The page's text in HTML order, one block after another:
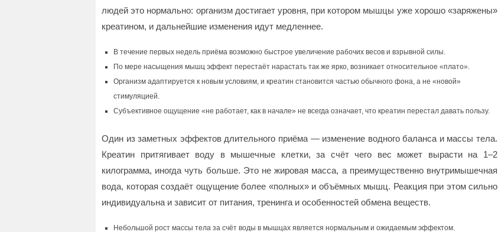
людей это нормально: организм достигает уровня, при котором мышцы уже хорошо «заряжены»
креатином, и дальнейшие изменения идут медленнее.
В течение первых недель приёма возможно быстрое увеличение рабочих весов и взрывной силы.
По мере насыщения мышц эффект перестаёт нарастать так же ярко, возникает относительное «плато».
Организм адаптируется к новым условиям, и креатин становится частью обычного фона, а не «новой»
стимуляцией.
Субъективное ощущение «не работает, как в начале» не всегда означает, что креатин перестал давать пользу.
Один из заметных эффектов длительного приёма — изменение водного баланса и массы тела.
Креатин притягивает воду в мышечные клетки, за счёт чего вес может вырасти на 1–2
килограмма, иногда чуть больше. Это не жировая масса, а преимущественно внутримышечная
вода, которая создаёт ощущение более «полных» и объёмных мышц. Реакция при этом сильно
индивидуальна и зависит от питания, тренинга и особенностей обмена веществ.
Небольшой рост массы тела за счёт воды в мышцах является нормальным и ожидаемым эффектом.